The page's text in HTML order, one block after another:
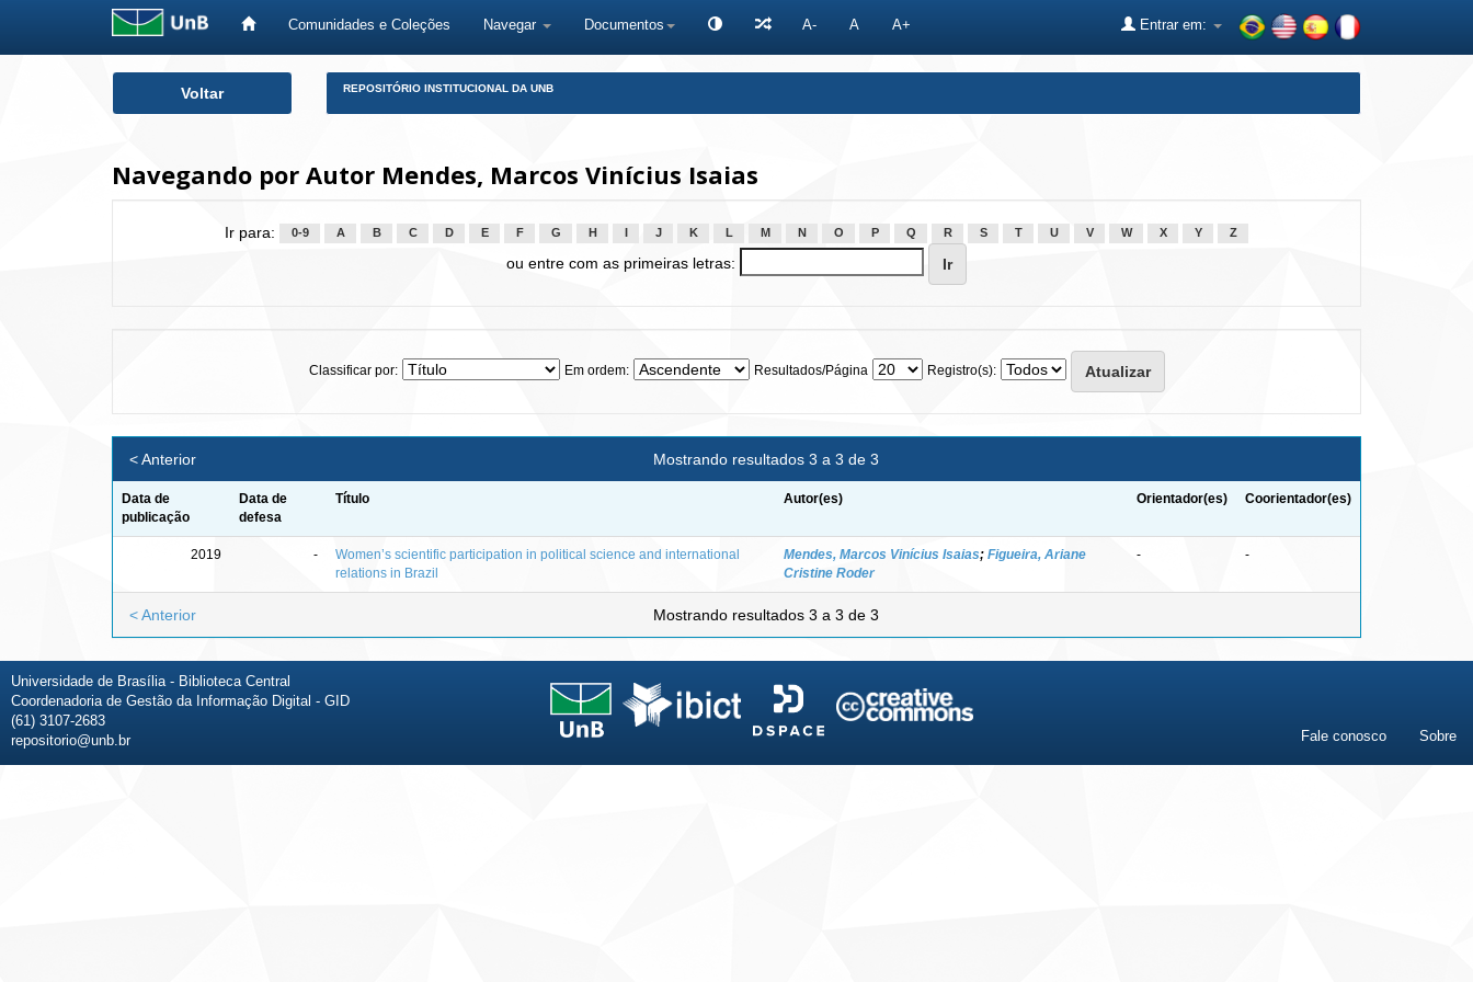
Comunidades e Coleções Navegar Documentos A- A A+ Entrar em:
Voltar REPOSITÓRIO INSTITUCIONAL DA UNB
Navegando por Autor Mendes, Marcos Vinícius Isaias
Ir para: 0-9 A B C D E F G H J K L M N O P Q R S T U V W X Y Z
ou entre com as primeiras letras:
Classificar por: Em ordem: Resultados/Página Registro(s):
Mostrando resultados 3 a 3 de 3
< Anterior
Data de
publicação
Data de
defesa
Título Autor(es) Orientador(es) Coorientador(es)
2019 -
Women’s scientific participation in political science and international
relations in Brazil
Mendes, Marcos Vinícius Isaias; Figueira, Ariane
Cristine Roder
- -
Mostrando resultados 3 a 3 de 3
< Anterior
Universidade de Brasília - Biblioteca Central
Coordenadoria de Gestão da Informação Digital - GID
(61) 3107-2683
repositorio@unb.br
Fale conosco Sobre